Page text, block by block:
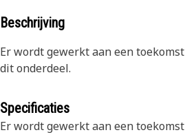
Beschrijving
Er wordt gewerkt aan een
dit onderdeel.
Specificaties
Er wordt gewerkt aan een